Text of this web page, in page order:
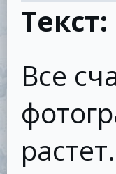
Текст:
Все